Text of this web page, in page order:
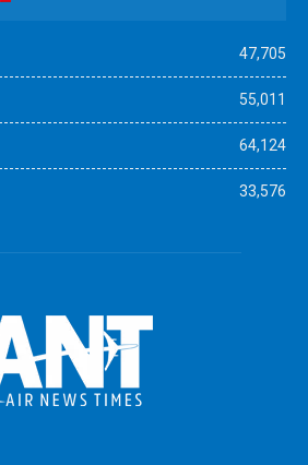
47,705
55,011
64,124
33,576